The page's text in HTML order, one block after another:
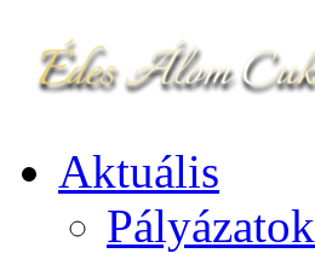
Aktuális
Pályázatok